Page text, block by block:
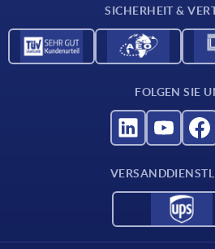
SICHERHEIT &
FOLGEN SIE